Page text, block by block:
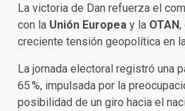
La victoria de Dan refuerza el
con la Unión Europea y la OTAN,
creciente tensión geopolítica en
La jornada electoral registró una
65 %, impulsada por la
posibilidad de un giro hacia el